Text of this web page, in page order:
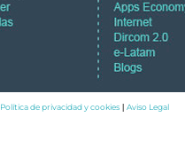
Política de privacidad y cookies Aviso Legal